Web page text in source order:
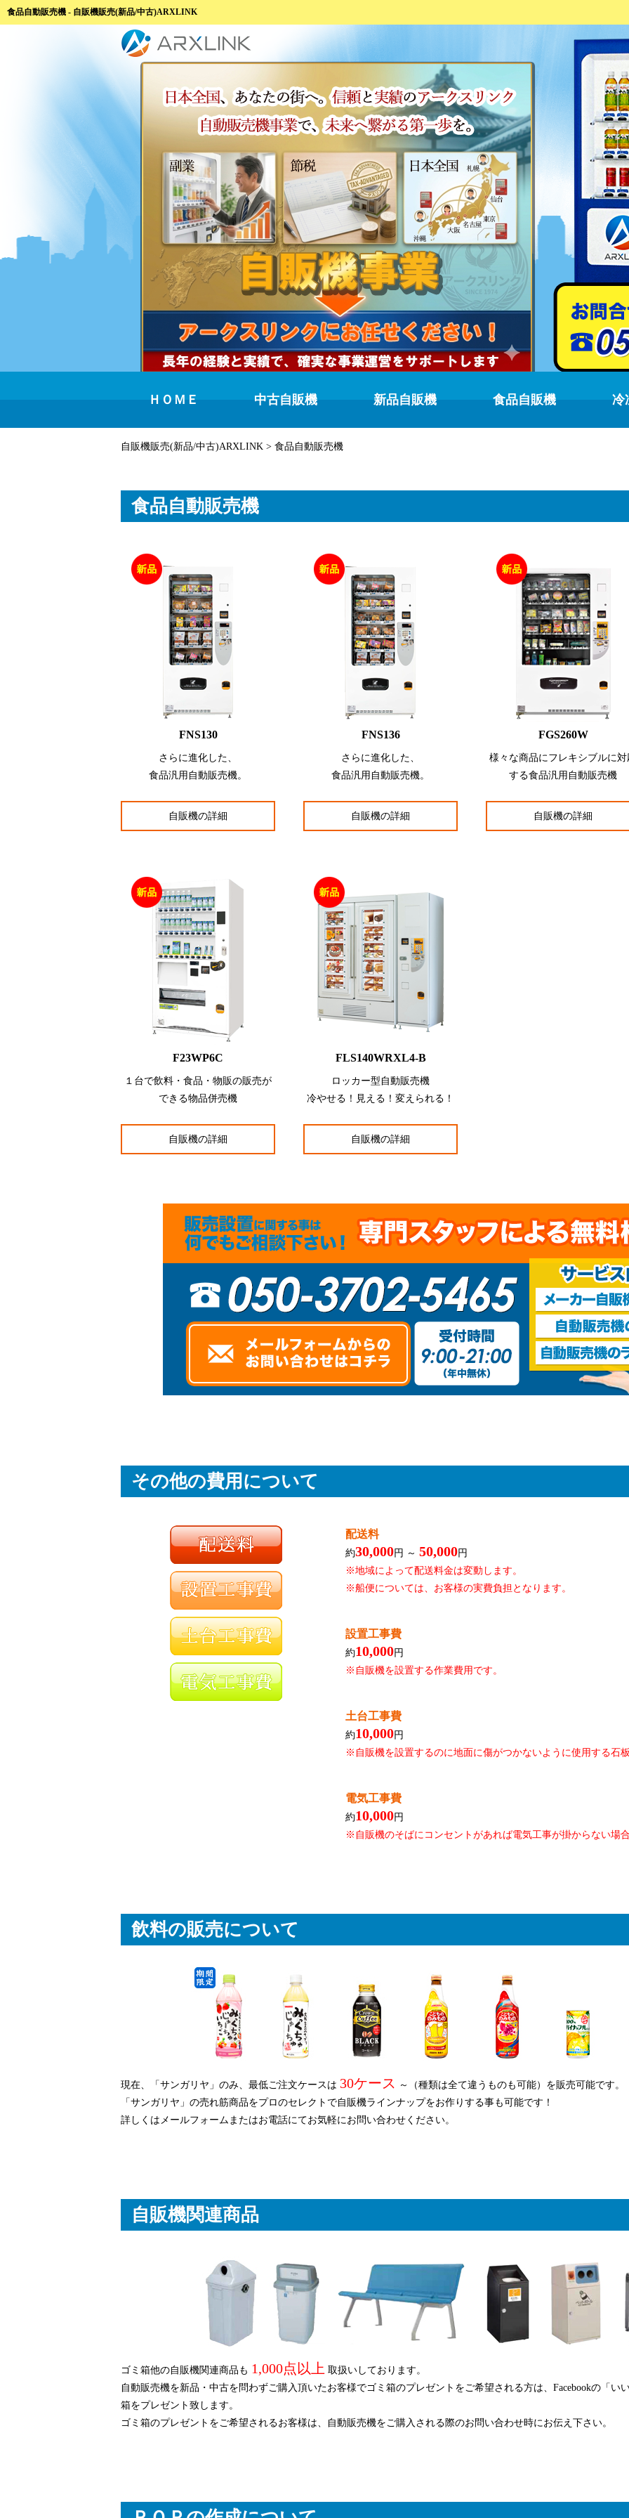
食品自動販売機 - 自販機販売(新品/中古)ARXLINK
ＨＯＭＥ 中古自販機 新品自販機 食品自販機 冷
自販機販売(新品/中古)ARXLINK > 食品自動販売機
食品自動販売機
FNS130
さらに進化した、
食品汎用自動販売機。
自販機の詳細
FNS136
さらに進化した、
食品汎用自動販売機。
自販機の詳細
FGS260W
様々な商品にフレキシブルに対
する食品汎用自動販売機
自販機の詳細
F23WP6C
１台で飲料・食品・物販の販売が
できる物品併売機
自販機の詳細
FLS140WRXL4-B
ロッカー型自動販売機
冷やせる！見える！変えられる！
自販機の詳細
その他の費用について
配送料
約30,000円 ～ 50,000円
※地域によって配送料金は変動します。
※船便については、お客様の実費負担となります。
設置工事費
約10,000円
※自販機を設置する作業費用です。
土台工事費
約10,000円
※自販機を設置するのに地面に傷がつかないように使用する石板
電気工事費
約10,000円
※自販機のそばにコンセントがあれば電気工事が掛からない場合
飲料の販売について
現在、「サンガリヤ」のみ、最低ご注文ケースは 30ケース
～（種類は全て違うものも可能）を販売可能です。
「サンガリヤ」の売れ筋商品をプロのセレクトで自販機ラインナップをお作りする事も可能です！
詳しくはメールフォームまたはお電話にてお気軽にお問い合わせください。
自販機関連商品
ゴミ箱他の自販機関連商品も 1,000点以上 取扱いしております。
自動販売機を新品・中古を問わずご購入頂いたお客様でゴミ箱のプレゼントをご希望される方は、Facebookの「い
箱をプレゼント致します。
ゴミ箱のプレゼントをご希望されるお客様は、自動販売機をご購入される際のお問い合わせ時にお伝え下さい。